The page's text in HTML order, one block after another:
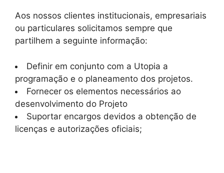
Aos nossos clientes institucionais, empresariais
ou particulares solicitamos sempre que
partilhem a seguinte informação:
Definir em conjunto com a Utopia a
programação e o planeamento dos projetos.
Fornecer os elementos necessários ao
desenvolvimento do Projeto
Suportar encargos devidos a obtenção de
licenças e autorizações oficiais;